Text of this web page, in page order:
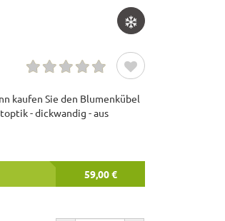
kaufen Sie den Blumenkübel
- dickwandig - aus
59,00 €